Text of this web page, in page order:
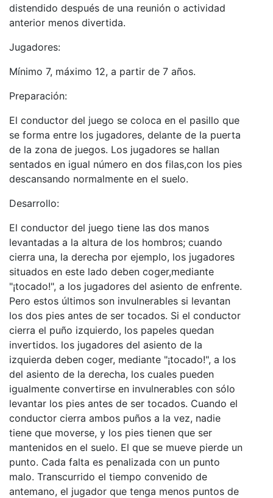
distendido después de una reunión o actividad
anterior menos divertida.
Jugadores:
Mínimo 7, máximo 12, a partir de 7 años.
Preparación:
El conductor del juego se coloca en el pasillo que
se forma entre los jugadores, delante de la puerta
de la zona de juegos. Los jugadores se hallan
sentados en igual número en dos filas,con los pies
descansando normalmente en el suelo.
Desarrollo:
El conductor del juego tiene las dos manos
levantadas a la altura de los hombros; cuando
cierra una, la derecha por ejemplo, los jugadores
situados en este lado deben coger,mediante
"¡tocado!", a los jugadores del asiento de enfrente.
Pero estos últimos son invulnerables si levantan
los dos pies antes de ser tocados. Si el conductor
cierra el puño izquierdo, los papeles quedan
invertidos. los jugadores del asiento de la
izquierda deben coger, mediante "¡tocado!", a los
del asiento de la derecha, los cuales pueden
igualmente convertirse en invulnerables con sólo
levantar los pies antes de ser tocados. Cuando el
conductor cierra ambos puños a la vez, nadie
tiene que moverse, y los pies tienen que ser
mantenidos en el suelo. El que se mueve pierde un
punto. Cada falta es penalizada con un punto
malo. Transcurrido el tiempo convenido de
antemano, el jugador que tenga menos puntos de